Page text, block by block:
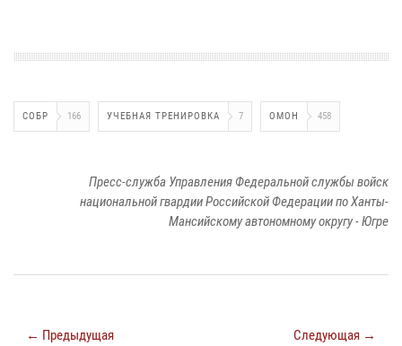
СОБР 166 УЧЕБНАЯ ТРЕНИРОВКА 7 ОМОН 458
Пресс-служба Управления Федеральной службы войск
национальной гвардии Российской Федерации по Ханты-
Мансийскому автономному округу - Югре
← Предыдущая Следующая →